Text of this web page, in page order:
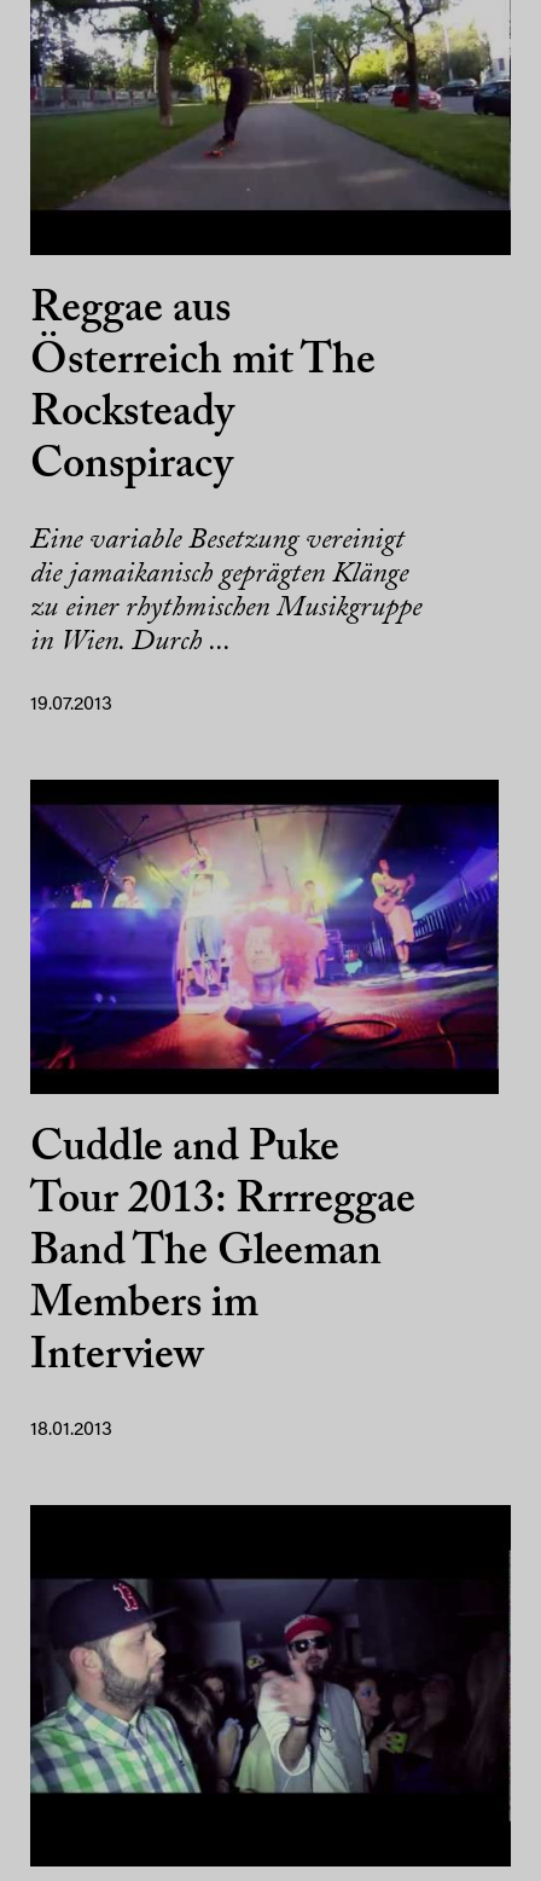
Reggae aus
Österreich mit The
Rocksteady
Conspiracy
Eine variable Besetzung vereinigt
die jamaikanisch geprägten Klänge
zu einer rhythmischen Musikgruppe
in Wien. Durch ...
19.07.2013
Cuddle and Puke
Tour 2013: Rrrreggae
Band The Gleeman
Members im
Interview
18.01.2013